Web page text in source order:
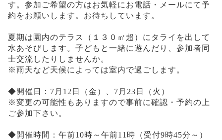
す。参加ご希望の方はお気軽にお電話・メールにて予
約をお願いします。お待ちしています。
夏期は園内のテラス（１３０㎡超）にタライを出して
水あそびします。子どもと一緒に遊んだり、参加者同
士交流したりしませんか。
※雨天など天候によっては室内で過ごします。
◆開催日： 7月12日（金）、7月23日（火）
※変更の可能性もありますので事前に確認・予約の上
ご参加下さい。
◆開催時間：午前10時～午前11時（受付9時45分～）